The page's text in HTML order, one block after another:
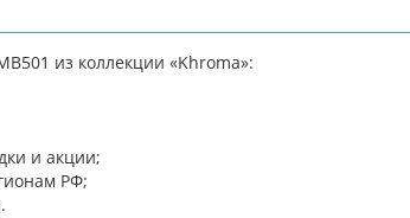
из коллекции «Khroma»:
и акции;
РФ;